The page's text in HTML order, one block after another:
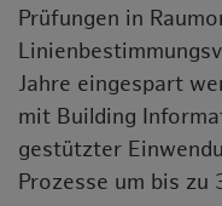
Prüfungen in
Jahre eingespart
mit Building
gestützter
Prozesse um bis zu